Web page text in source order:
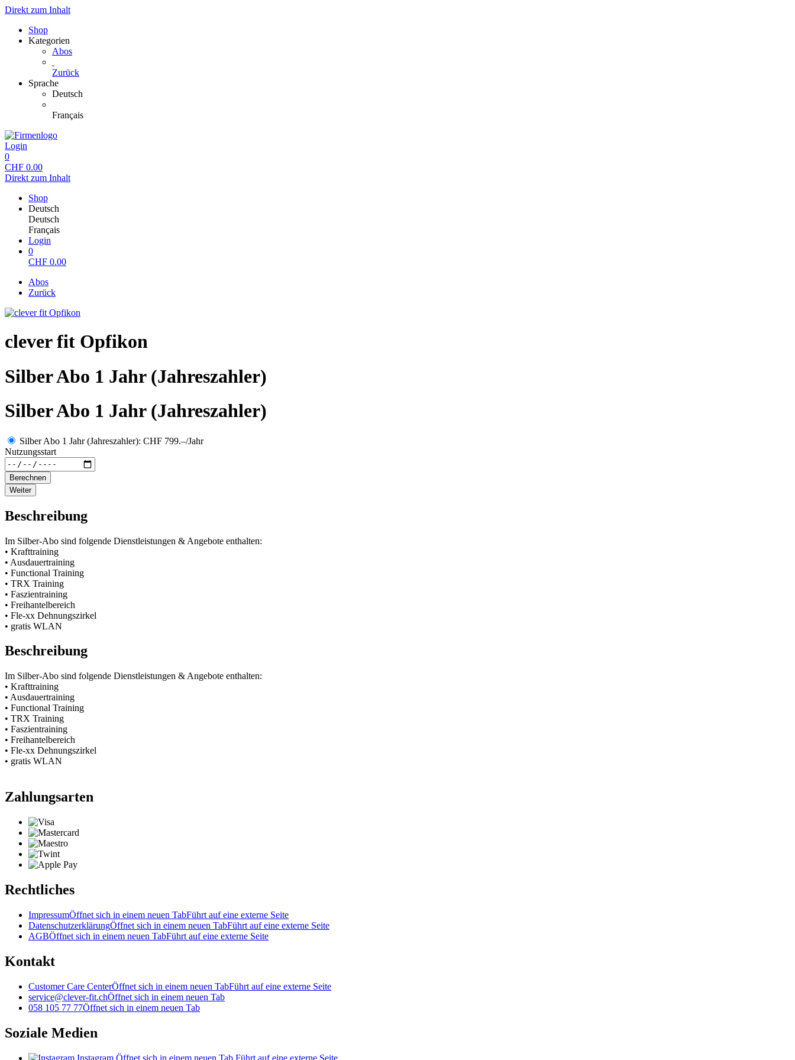
Direkt zum Inhalt
Shop
Kategorien
Abos
Zurück
Sprache
Deutsch
Français
Login
0
CHF 0.00
Direkt zum Inhalt
Shop
Deutsch
Deutsch
Français
Login
0
CHF 0.00
Abos
Zurück
clever fit Opfikon
Silber Abo 1 Jahr (Jahreszahler)
Silber Abo 1 Jahr (Jahreszahler)
Silber Abo 1 Jahr (Jahreszahler): CHF 799.–/Jahr
Nutzungsstart
Berechnen
Weiter
Beschreibung
Im Silber-Abo sind folgende Dienstleistungen & Angebote enthalten:
• Krafttraining
• Ausdauertraining
• Functional Training
• TRX Training
• Faszientraining
• Freihantelbereich
• Fle-xx Dehnungszirkel
• gratis WLAN
Beschreibung
Im Silber-Abo sind folgende Dienstleistungen & Angebote enthalten:
• Krafttraining
• Ausdauertraining
• Functional Training
• TRX Training
• Faszientraining
• Freihantelbereich
• Fle-xx Dehnungszirkel
• gratis WLAN
Zahlungsarten
Rechtliches
ImpressumÖffnet sich in einem neuen TabFührt auf eine externe Seite
DatenschutzerklärungÖffnet sich in einem neuen TabFührt auf eine externe Seite
AGBÖffnet sich in einem neuen TabFührt auf eine externe Seite
Kontakt
Customer Care CenterÖffnet sich in einem neuen TabFührt auf eine externe Seite
service@clever-fit.chÖffnet sich in einem neuen Tab
058 105 77 77Öffnet sich in einem neuen Tab
Soziale Medien
Instagram Öffnet sich in einem neuen Tab Führt auf eine externe Seite